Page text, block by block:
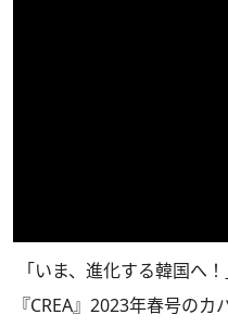
「いま、進化する韓国へ
『CREA』2023年春号の